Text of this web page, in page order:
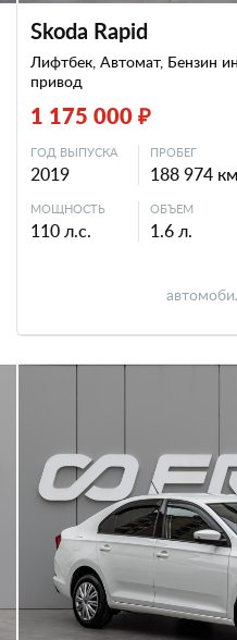
Skoda Rapid
Лифтбек, Автомат, Бензин
привод
1 175 000 ₽
ГОД ВЫПУСКА
2019
ПРОБЕГ
188 974 км
МОЩНОСТЬ
110 л.с.
ОБЪЕМ
1.6 л.